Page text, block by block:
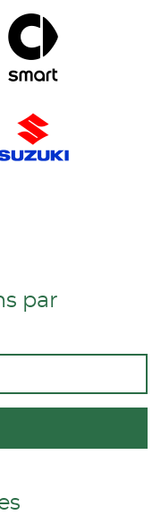
par